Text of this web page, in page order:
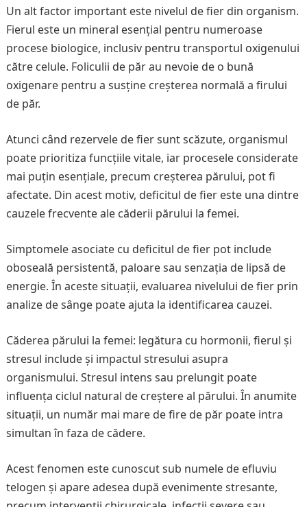
Un alt factor important este nivelul de fier din organism.
Fierul este un mineral esențial pentru numeroase
procese biologice, inclusiv pentru transportul oxigenului
către celule. Foliculii de păr au nevoie de o bună
oxigenare pentru a susține creșterea normală a firului
de păr.
Atunci când rezervele de fier sunt scăzute, organismul
poate prioritiza funcțiile vitale, iar procesele considerate
mai puțin esențiale, precum creșterea părului, pot fi
afectate. Din acest motiv, deficitul de fier este una dintre
cauzele frecvente ale căderii părului la femei.
Simptomele asociate cu deficitul de fier pot include
oboseală persistentă, paloare sau senzația de lipsă de
energie. În aceste situații, evaluarea nivelului de fier prin
analize de sânge poate ajuta la identificarea cauzei.
Căderea părului la femei: legătura cu hormonii, fierul și
stresul include și impactul stresului asupra
organismului. Stresul intens sau prelungit poate
influența ciclul natural de creștere al părului. În anumite
situații, un număr mai mare de fire de păr poate intra
simultan în faza de cădere.
Acest fenomen este cunoscut sub numele de efluviu
telogen și apare adesea după evenimente stresante,